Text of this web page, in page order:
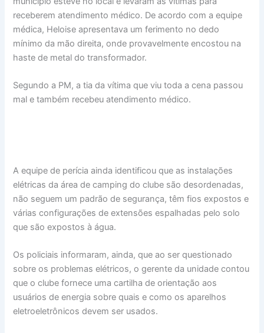
receberem atendimento médico. De acordo com a equipe
médica, Heloise apresentava um ferimento no dedo
mínimo da mão direita, onde provavelmente encostou na
haste de metal do transformador.
Segundo a PM, a tia da vítima que viu toda a cena passou
mal e também recebeu atendimento médico.
A equipe de perícia ainda identificou que as instalações
elétricas da área de camping do clube são desordenadas,
não seguem um padrão de segurança, têm fios expostos e
várias configurações de extensões espalhadas pelo solo
que são expostos à água.
Os policiais informaram, ainda, que ao ser questionado
sobre os problemas elétricos, o gerente da unidade contou
que o clube fornece uma cartilha de orientação aos
usuários de energia sobre quais e como os aparelhos
eletroeletrônicos devem ser usados.